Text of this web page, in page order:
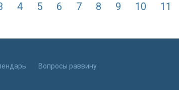
4 5 6 7 8 9 10 11
Вопросы раввину